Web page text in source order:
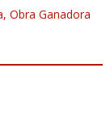
Obra Ganadora